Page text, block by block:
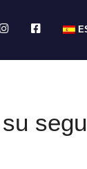
INSTAGRAM